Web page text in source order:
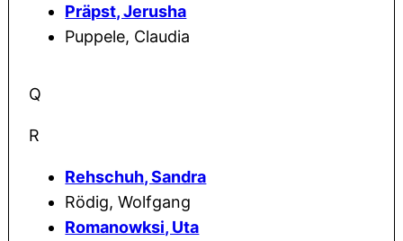
Präpst, Jerusha
Puppele, Claudia
Q
R
Rehschuh, Sandra
Rödig, Wolfgang
Romanowksi, Uta